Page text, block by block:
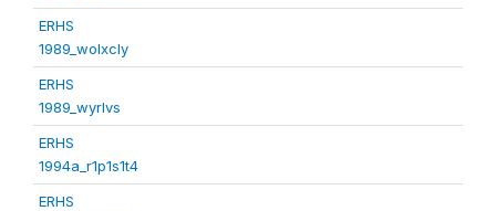
ERHS
1989_wolxcly
ERHS
1989_wyrlvs
ERHS
1994a_r1p1s1t4
ERHS